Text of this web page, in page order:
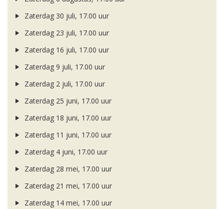
Zaterdag 30 juli, 17.00 uur
Zaterdag 23 juli, 17.00 uur
Zaterdag 16 juli, 17.00 uur
Zaterdag 9 juli, 17.00 uur
Zaterdag 2 juli, 17.00 uur
Zaterdag 25 juni, 17.00 uur
Zaterdag 18 juni, 17.00 uur
Zaterdag 11 juni, 17.00 uur
Zaterdag 4 juni, 17.00 uur
Zaterdag 28 mei, 17.00 uur
Zaterdag 21 mei, 17.00 uur
Zaterdag 14 mei, 17.00 uur